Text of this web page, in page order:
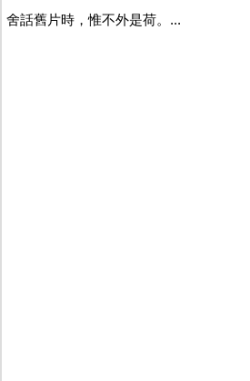
舍話舊片時，惟不外是荷。...